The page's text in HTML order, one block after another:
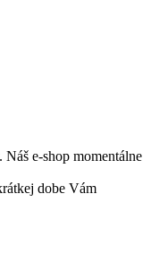
e-shop momentálne
dobe Vám